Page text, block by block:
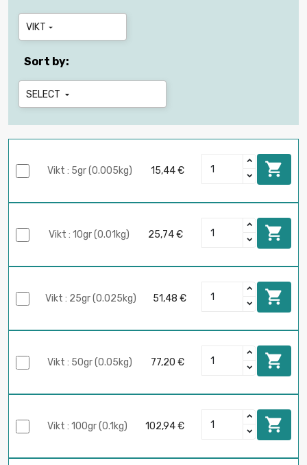
VIKT 
Sort by:
SELECT 
Vikt : 5gr (0.005kg) 15,44 € 
Vikt : 10gr (0.01kg) 25,74 € 
Vikt : 25gr (0.025kg) 51,48 € 
Vikt : 50gr (0.05kg) 77,20 € 
Vikt : 100gr (0.1kg) 102,94 € 